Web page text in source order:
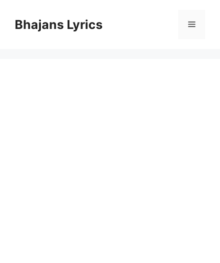
contentBhajans Lyrics Menu